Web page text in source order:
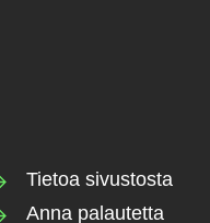
Tietoa sivustosta
Anna palautetta